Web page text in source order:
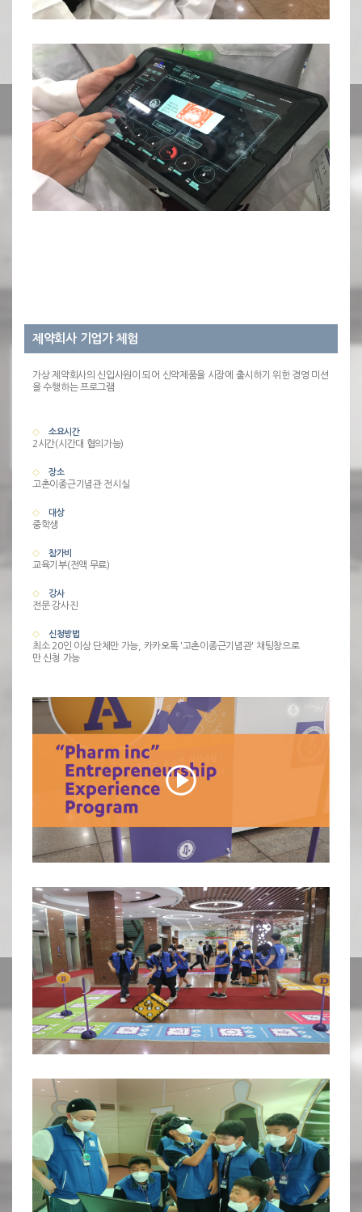
제약회사 기업가 체험
가상 제약회사의 신입사원이 되어 신약제품을 시장에 출시하기 위한 경영 미션
을 수행하는 프로그램
소요시간
2시간(시간대 협의가능)
장소
고촌이종근기념관 전시실
대상
중학생
참가비
교육기부(전액 무료)
강사
전문 강사진
신청방법
최소 20인 이상 단체만 가능, 카카오톡 '고촌이종근기념관' 채팅창으로
만 신청 가능